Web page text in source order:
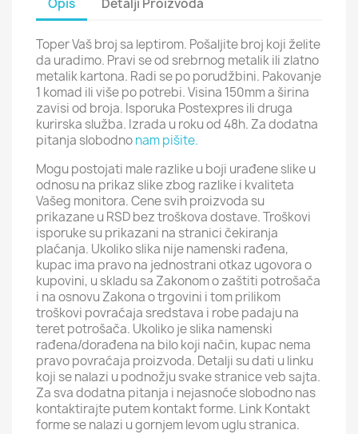
Opis Detalji Proizvoda
Toper Vaš broj sa leptirom. Pošaljite broj koji želite
da uradimo. Pravi se od srebrnog metalik ili zlatno
metalik kartona. Radi se po porudžbini. Pakovanje
1 komad ili više po potrebi. Visina 150mm a širina
zavisi od broja. Isporuka Postexpres ili druga
kurirska služba. Izrada u roku od 48h. Za dodatna
pitanja slobodnonam pišite.
Mogu postojati male razlike u boji urađene slike u
odnosu na prikaz slike zbog razlike i kvaliteta
Vašeg monitora. Cene svih proizvoda su
prikazane u RSD bez troškova dostave. Troškovi
isporuke su prikazani na stranici čekiranja
plaćanja. Ukoliko slika nije namenski rađena,
kupac ima pravo na jednostrani otkaz ugovora o
kupovini, u skladu sa Zakonom o zaštiti potrošača
i na osnovu Zakona o trgovini i tom prilikom
troškovi povraćaja sredstava i robe padaju na
teret potrošača. Ukoliko je slika namenski
rađena/dorađena na bilo koji način, kupac nema
pravo povraćaja proizvoda. Detalji su dati u linku
koji se nalazi u podnožju svake stranice veb sajta.
Za sva dodatna pitanja i nejasnoće slobodno nas
kontaktirajte putem kontakt forme. Link Kontakt
forme se nalazi u gornjem levom uglu stranica.